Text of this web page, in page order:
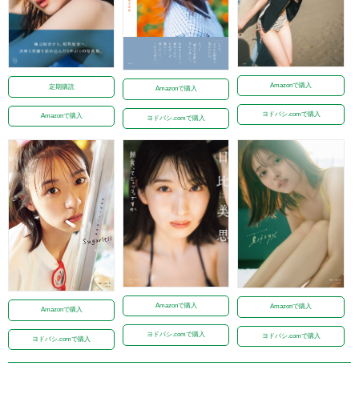
定期購読
Amazonで購入
Amazonで購入
ヨドバシ.comで購入
Amazonで購入
ヨドバシ.comで購入
Amazonで購入
ヨドバシ.comで購入
Amazonで購入
ヨドバシ.comで購入
Amazonで購入
ヨドバシ.comで購入